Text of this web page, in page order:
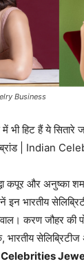
Business
में भी हिट हैं ये
ब्रांड | Indian
कपूर और अनुष्का
इन भारतीय
करण जौहर की